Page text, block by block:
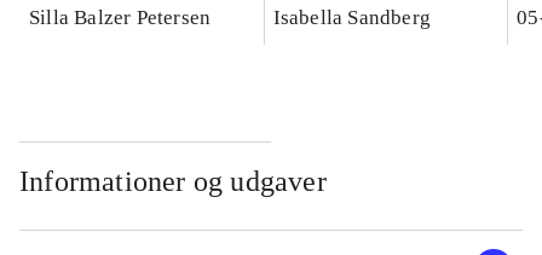
Silla Balzer Petersen
1.-6. klasse, del 2: 7.-10.
Isabella Sandberg
Informationer og udgaver